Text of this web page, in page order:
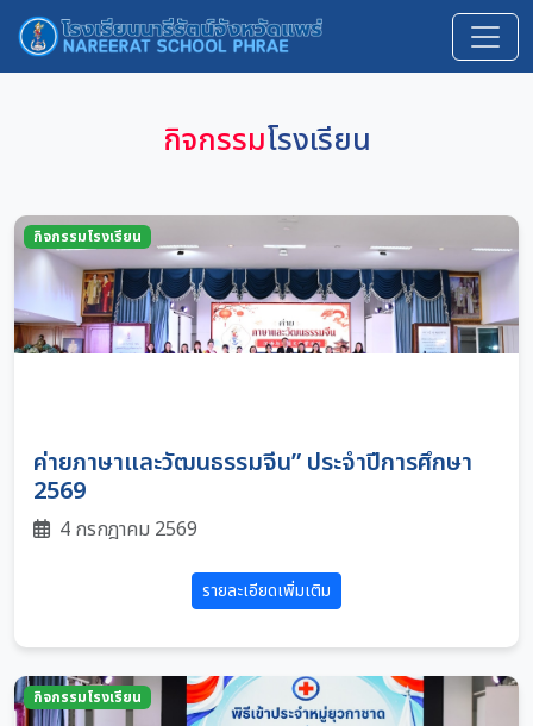
กิจกรรมโรงเรียน
กิจกรรมโรงเรียน
ค่ายภาษาและวัฒนธรรมจีน” ประจำปีการศึกษา
2569
4 กรกฎาคม 2569
รายละเอียดเพิ่มเติม
กิจกรรมโรงเรียน